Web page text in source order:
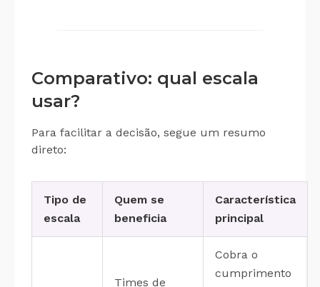
Comparativo: qual escala
usar?
Para facilitar a decisão, segue um resumo
direto:
Tipo de
escala
Quem se
beneficia
Característica
principal
Times de
Cobra o
cumprimento